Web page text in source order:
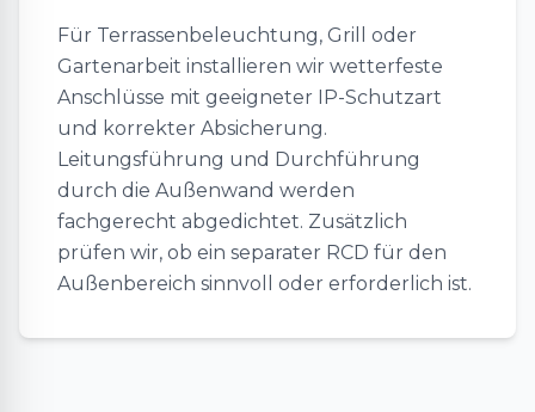
Für Terrassenbeleuchtung, Grill oder
Gartenarbeit installieren wir wetterfeste
Anschlüsse mit geeigneter IP-Schutzart
und korrekter Absicherung.
Leitungsführung und Durchführung
durch die Außenwand werden
fachgerecht abgedichtet. Zusätzlich
prüfen wir, ob ein separater RCD für den
Außenbereich sinnvoll oder erforderlich ist.